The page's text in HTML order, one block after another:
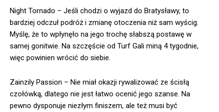
Night Tornado – Jeśli chodzi o wyjazd do Bratysławy, to
bardziej odczuł podróż i zmianę otoczenia niż sam wyścig.
Myślę, że to wpłynęło na jego trochę słabszą postawę w
samej gonitwie. Na szczęście od Turf Gali miną 4 tygodnie,
więc powinien wrócić do siebie.
Zainzily Passion – Nie miał okazji rywalizować ze ścisłą
czołówką, dlatego nie jest łatwo ocenić jego szanse. Na
pewno dysponuje niezłym finiszem, ale też musi być